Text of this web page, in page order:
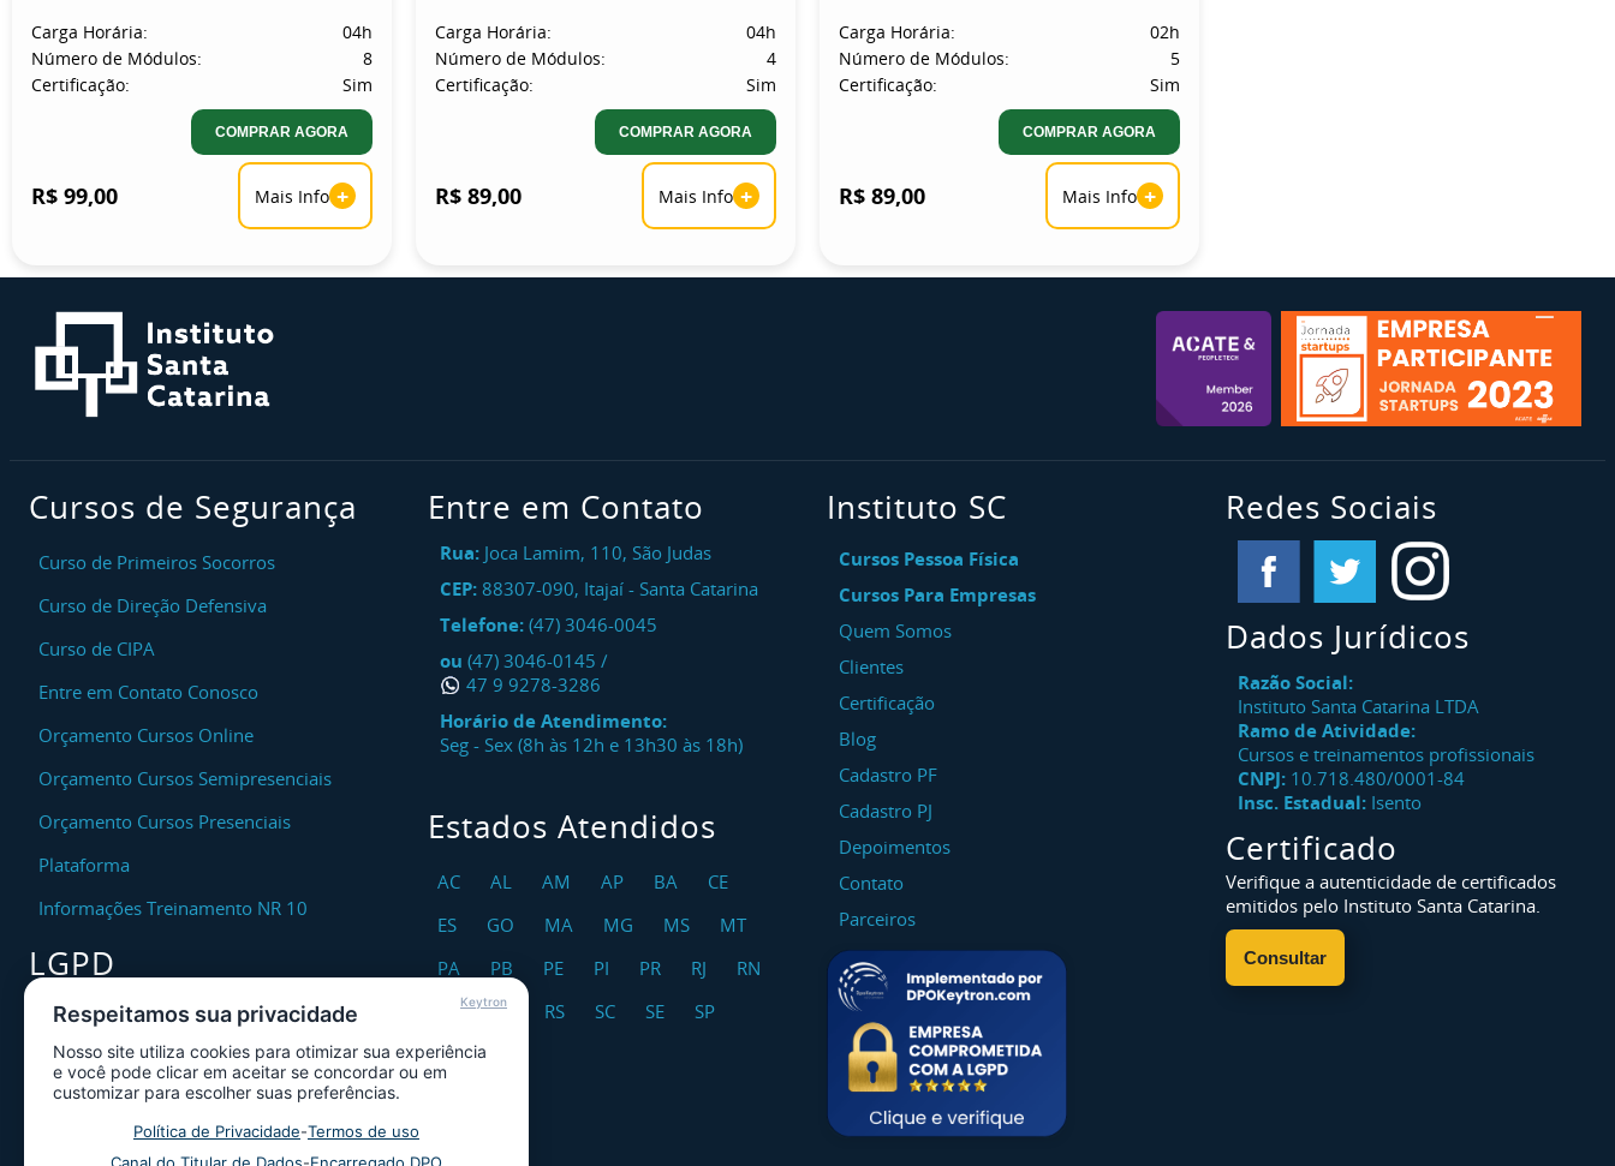
Carga Horária:
04h
Número de Módulos:
8
Certificação:
Sim
COMPRAR AGORA
R$ 99,00 Mais Info +
Carga Horária:
04h
Número de Módulos:
4
Certificação:
Sim
COMPRAR AGORA
R$ 89,00 Mais Info +
Carga Horária:
02h
Número de Módulos:
5
Certificação:
Sim
COMPRAR AGORA
R$ 89,00 Mais Info +
Cursos de Segurança
Curso de Primeiros Socorros
Curso de Direção Defensiva
Curso de CIPA
Entre em Contato Conosco
Orçamento Cursos Online
Orçamento Cursos Semipresenciais
Orçamento Cursos Presenciais
Plataforma
Informações Treinamento NR 10
LGPD
Encarregado DPO
Canal de Atendimento ao Titular dos
Dados
Política de Privacidade
Entre em Contato
Rua: Joca Lamim, 110, São Judas
CEP: 88307-090, Itajaí - Santa Catarina
Telefone: (47) 3046-0045
ou (47) 3046-0145 /
47 9 9278-3286
Horário de Atendimento:
Seg - Sex (8h às 12h e 13h30 às 18h)
Estados Atendidos
AC AL AM AP BA
CE
ES
GO MA MG MS
MT
PA
PB PE PI PR RJ
RN
RO
RR RS SC SE
SP
TO
Instituto SC
Cursos Pessoa Física
Cursos Para Empresas
Quem Somos
Clientes
Certificação
Blog
Cadastro PF
Cadastro PJ
Depoimentos
Contato
Parceiros
Redes Sociais
Dados Jurídicos
Razão Social:
Instituto Santa Catarina LTDA
Ramo de Atividade:
Cursos e treinamentos profissionais
CNPJ: 10.718.480/0001-84
Insc. Estadual: Isento
Certificado
Verifique a autenticidade de certificados
emitidos pelo Instituto Santa Catarina.
Consultar
Keytron
Respeitamos sua privacidade
Nosso site utiliza cookies para otimizar sua experiência
e você pode clicar em aceitar se concordar ou em
customizar para escolher suas preferências.
Política de Privacidade-Termos de uso